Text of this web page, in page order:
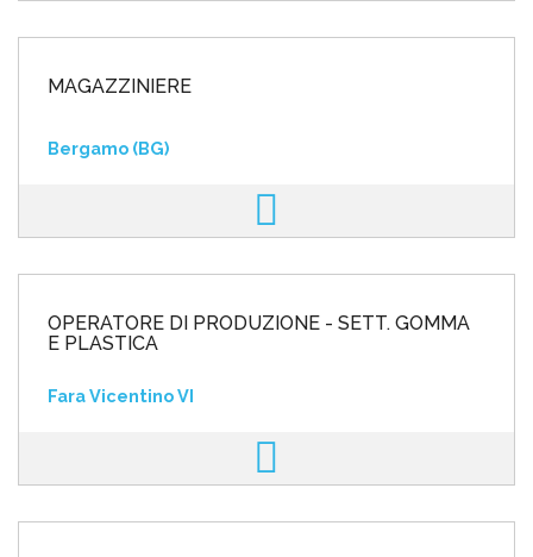
MAGAZZINIERE
Bergamo (BG)
OPERATORE DI PRODUZIONE - SETT. GOMMA
E PLASTICA
Fara Vicentino VI